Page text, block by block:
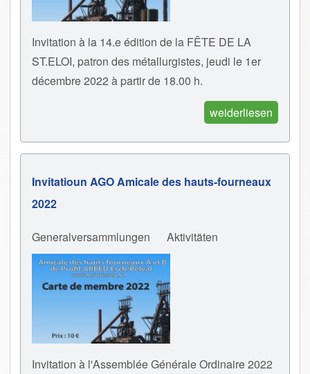
Invitation à la 14.e édition de la FÊTE DE LA
ST.ELOI, patron des métallurgistes, jeudi le 1er
décembre 2022 à partir de 18.00 h.
weiderliesen
Invitatioun AGO Amicale des hauts-fourneaux
2022
Generalversammlungen Aktivitäten
Invitation à l'Assemblée Générale Ordinaire 2022